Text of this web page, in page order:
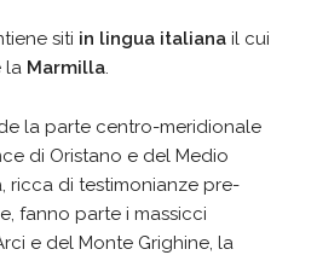
siti in lingua italianail cui
la Marmilla.
la parte centro-meridionale
di Oristano e del Medio
ricca di testimonianze pre-
fanno parte i massicci
e del Monte Grighine, la